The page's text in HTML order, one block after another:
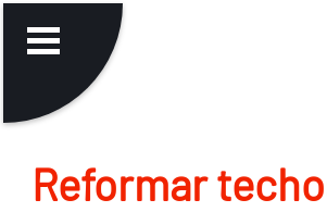
Reformar